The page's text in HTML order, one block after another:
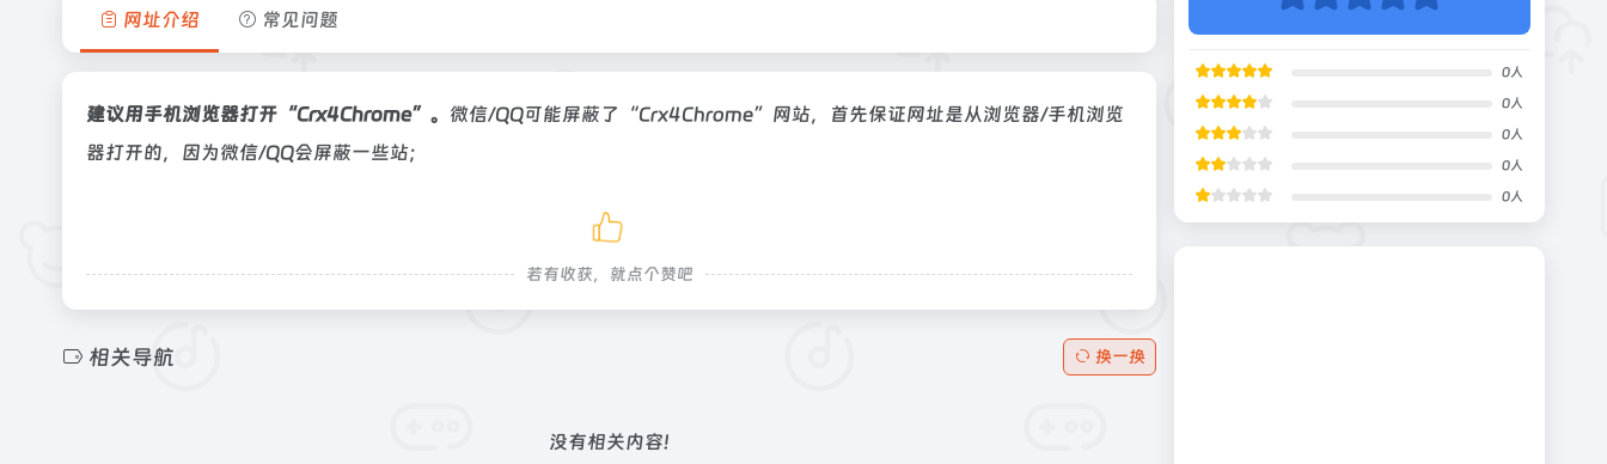
网址介绍 常见问题
建议用手机浏览器打开“Crx4Chrome”。 微信/QQ可能屏蔽了“Crx4Chrome”网站，首先保证网址是从浏览器/手机浏览
器打开的，因为微信/QQ会屏蔽一些站；
若有收获，就点个赞吧
相关导航 换一换
没有相关内容!
0人
0人
0人
0人
0人